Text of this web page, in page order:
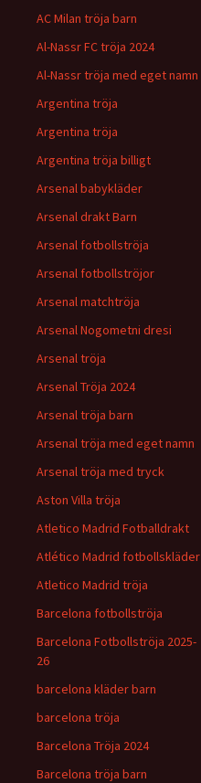
AC Milan tröja barn
Al-Nassr FC tröja 2024
Al-Nassr tröja med eget namn
Argentina tröja
Argentina tröja
Argentina tröja billigt
Arsenal babykläder
Arsenal drakt Barn
Arsenal fotbollströja
Arsenal fotbollströjor
Arsenal matchtröja
Arsenal Nogometni dresi
Arsenal tröja
Arsenal Tröja 2024
Arsenal tröja barn
Arsenal tröja med eget namn
Arsenal tröja med tryck
Aston Villa tröja
Atletico Madrid Fotballdrakt
Atlético Madrid fotbollskläder
Atletico Madrid tröja
Barcelona fotbollströja
Barcelona Fotbollströja 2025-
26
barcelona kläder barn
barcelona tröja
Barcelona Tröja 2024
Barcelona tröja barn